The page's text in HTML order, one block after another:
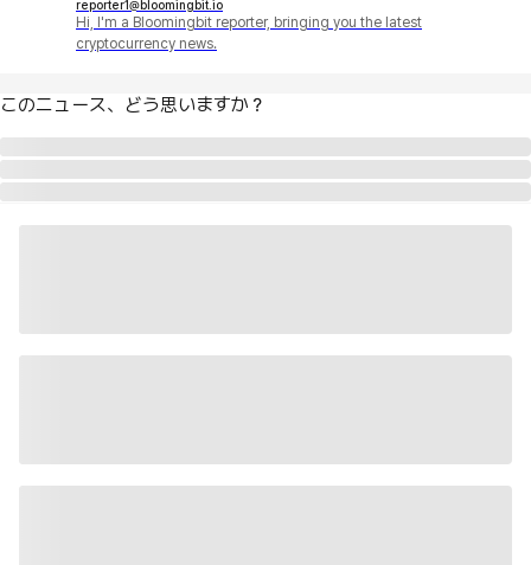
reporter1@bloomingbit.io
Hi, I'm a Bloomingbit reporter, bringing you the latest
cryptocurrency news.
このニュース、どう思いますか？